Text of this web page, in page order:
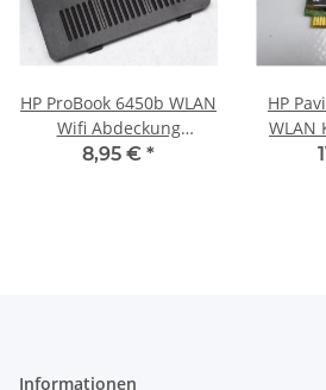
HP ProBook 6450b WLAN
Wifi Abdeckung
6070B0438801 #3815
8,95 € *
HP
WLAN
Informationen